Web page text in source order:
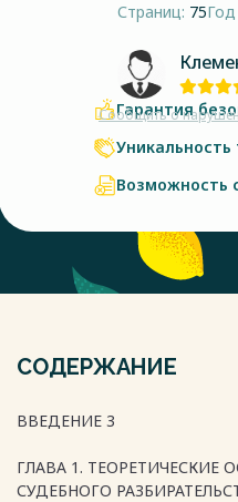
Страниц: 75Год
Сообщить о
Гарантия
Уникальность
Возможность
СОДЕРЖАНИЕ
ВВЕДЕНИЕ 3
ГЛАВА 1.
СУДЕБНОГО